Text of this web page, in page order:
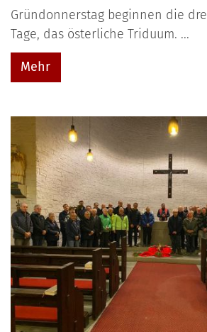
Gründonnerstag beginnen die
Tage, das österliche Triduum. ...
Mehr